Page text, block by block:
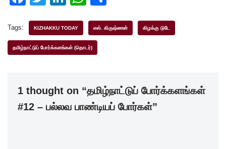
c
e
o
k
tt
er
k
e
at
s
p
ar
Tags: KIZHAKKU TODAY எஸ். கிருஷ்ணன் கிழக்கு டுடே
தமிழ்நாட்டுப் போர்க்களங்கள் (தொடர்)
1 thought on “தமிழ்நாட்டுப் போர்க்களங்கள்
#12 – பல்லவ பாண்டியப் போர்கள்”